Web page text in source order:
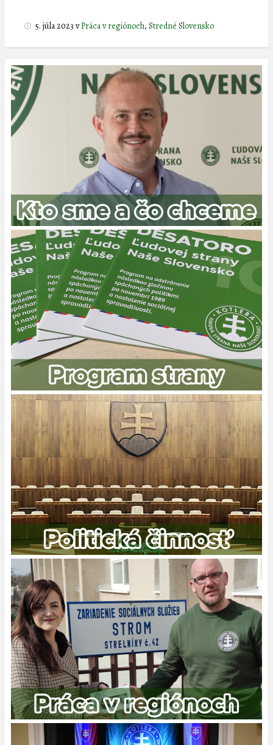
5. júla 2023 vPráca v regiónoch, Stredné Slovensko